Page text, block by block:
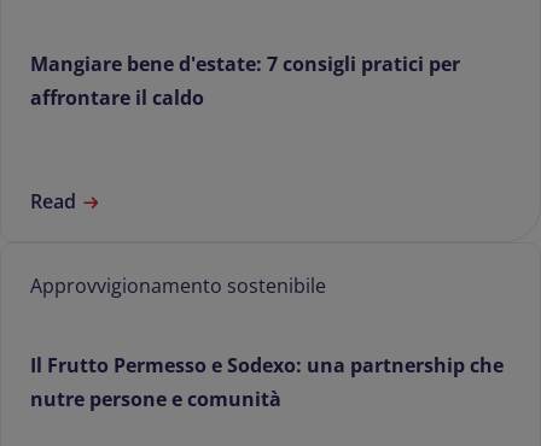
Mangiare bene d'estate: 7 consigli pratici per
affrontare il caldo
Read
Approvvigionamento sostenibile
Il Frutto Permesso e Sodexo: una partnership che
nutre persone e comunità